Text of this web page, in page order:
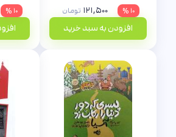
۱۰ %
۱۲۱,۵۰۰ تومان
افزودن به سبد خرید
۱۰ %